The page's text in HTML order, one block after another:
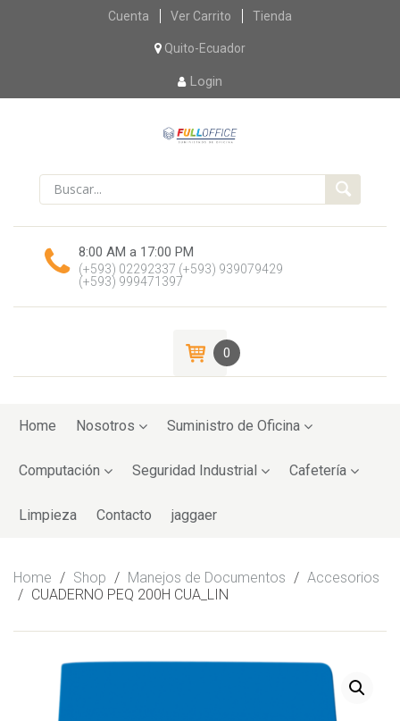
Skip
content
Cuenta Ver Carrito Tienda
Quito-Ecuador
Login
8:00 AM a 17:00 PM
(+593) 02292337 (+593) 939079429
(+593) 999471397
0
toHome Nosotros Suministro de Oficina
Computación Seguridad Industrial Cafetería
Limpieza Contacto jaggaer
Home / Shop / Manejos de Documentos / Accesorios
/ CUADERNO PEQ 200H CUA_LIN